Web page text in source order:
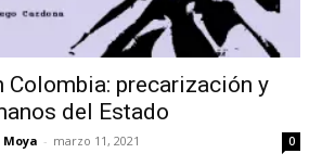
Colombia: precarización y
del Estado
- marzo 11, 2021 0